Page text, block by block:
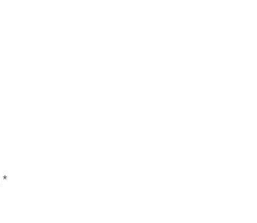
*